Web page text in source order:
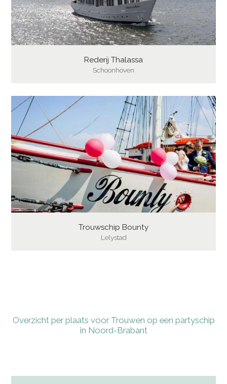
Rederij Thalassa
Schoonhoven
Trouwschip Bounty
Lelystad
Overzicht per plaats voor Trouwen op een partyschip
in Noord-Brabant